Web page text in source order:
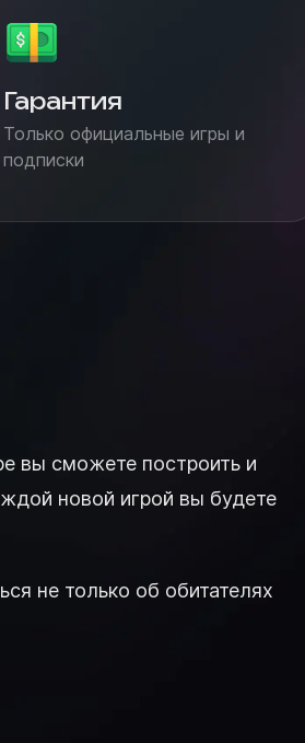
Гарантия
Только официальные игры и
подписки
вы сможете построить и
новой игрой вы будете
не только об обитателях